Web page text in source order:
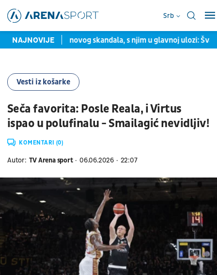
Srb
NAJNOVIJE
usred novog skandala, s njim u glavnoj ulozi: Švajcarac
Vesti iz košarke
Seča favorita: Posle Reala, i Virtus
ispao u polufinalu - Smailagić nevidljiv!
KOMENTARI (0)
Autor: TV Arena sport 06.06.2026 22:07